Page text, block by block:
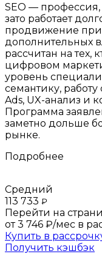
SEO — профессия,
зато работает
продвижение
дополнительных
рассчитан на тех,
цифровом
уровень
семантику,
Ads, UX-анализ и
Программа
заметно дольше
рынке.
Подробнее
Средний
113 733 ₽
Перейти на
от 3 746 ₽/мес в
Купить в
Получить кэшбэк